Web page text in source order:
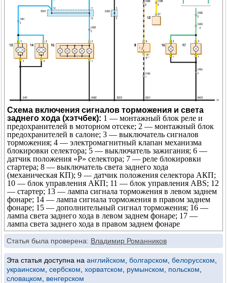
Схема включения сигналов торможения и света
заднего хода (хэтчбек): 1 — монтажный блок реле и
предохранителей в моторном отсеке; 2 — монтажный блок
предохранителей в салоне; 3 — выключатель сигналов
торможения; 4 — электромагнитный клапан механизма
блокировки селектора; 5 — выключатель зажигания; 6 —
датчик положения «Р» селектора; 7 — реле блокировки
стартера; 8 — выключатель света заднего хода
(механическая КП); 9 — датчик положения селектора АКП;
10 — блок управления АКП; 11 — блок управления ABS; 12
— стартер; 13 — лампа сигнала торможения в левом заднем
фонаре; 14 — лампа сигнала торможения в правом заднем
фонаре; 15 — дополнительный сигнал торможения; 16 —
лампа света заднего хода в левом заднем фонаре; 17 —
лампа света заднего хода в правом заднем фонаре
Статья была проверена: Владимир Романников
Эта статья доступна на английском болгарском белорусском
украинском сербском хорватском румынском польском
словацком
венгерском